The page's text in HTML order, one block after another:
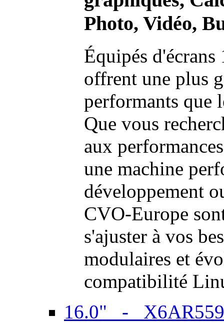
Photo, Vidéo,
Équipés
offrent une plus
performants que
Que vous
aux
une machine
développement
CVO-Europe
s'ajuster à vos
modulaires et
compatibilité
16.0" -